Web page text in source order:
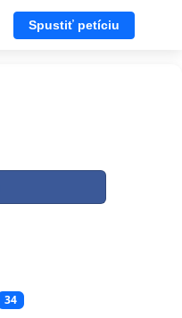
Spustiť petíciu
34